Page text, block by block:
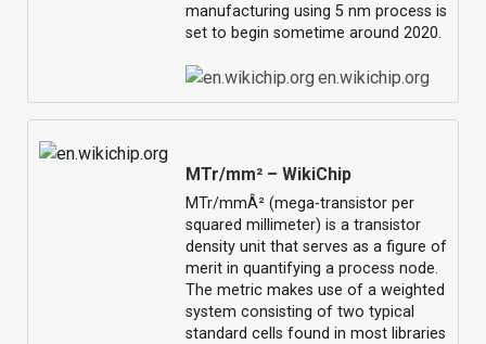
manufacturing using 5 nm process is
set to begin sometime around 2020.
en.wikichip.org
MTr/mm² – WikiChip
MTr/mmÂ² (mega-transistor per
squared millimeter) is a transistor
density unit that serves as a figure of
merit in quantifying a process node.
The metric makes use of a weighted
system consisting of two typical
standard cells found in most libraries